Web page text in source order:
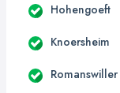
Hohengoeft
Knoersheim
Romanswiller